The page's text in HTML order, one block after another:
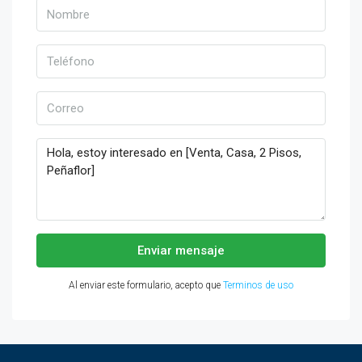
Enviar mensaje
Al enviar este formulario, acepto que Terminos de uso